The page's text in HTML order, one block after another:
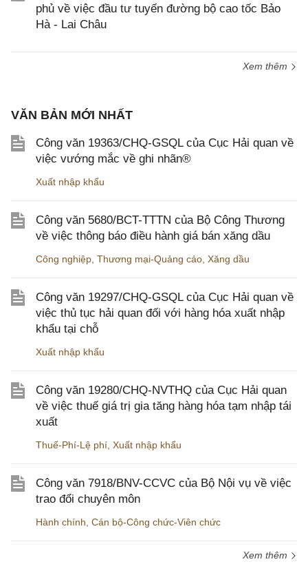
phủ về việc đầu tư tuyến đường bộ cao tốc Bảo
Hà - Lai Châu
Xem thêm
VĂN BẢN MỚI NHẤT
Công văn 19363/CHQ-GSQL của Cục Hải quan về
việc vướng mắc về ghi nhãn®
Xuất nhập khẩu
Công văn 5680/BCT-TTTN của Bộ Công Thương
về việc thông báo điều hành giá bán xăng dầu
Công nghiệp Thương mại-Quảng cáo Xăng dầu
Công văn 19297/CHQ-GSQL của Cục Hải quan về
việc thủ tục hải quan đối với hàng hóa xuất nhập
khẩu tại chỗ
Xuất nhập khẩu
Công văn 19280/CHQ-NVTHQ của Cục Hải quan
về việc thuế giá trị gia tăng hàng hóa tạm nhập tái
xuất
Thuế-Phí-Lệ phí Xuất nhập khẩu
Công văn 7918/BNV-CCVC của Bộ Nội vụ về việc
trao đổi chuyên môn
Hành chính Cán bộ-Công chức-Viên chức
Xem thêm